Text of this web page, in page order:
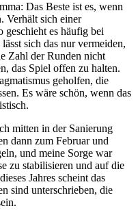
Das Beste ist es, wenn
Verhält sich einer
geschieht es häufig bei
sich das nur vermeiden,
Zahl der Runden nicht
das Spiel offen zu halten.
geholfen, die
Es wäre schön, wenn das
mitten in der Sanierung
dann zum Februar und
und meine Sorge war
zu stabilisieren und auf die
Jahres scheint das
sind unterschrieben, die